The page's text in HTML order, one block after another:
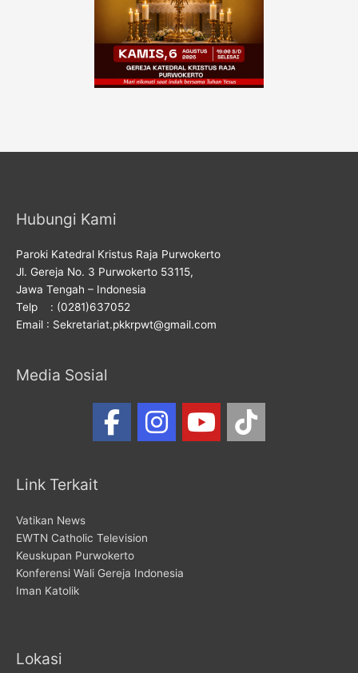
Hubungi Kami
Paroki Katedral Kristus Raja Purwokerto
Jl. Gereja No. 3 Purwokerto 53115,
Jawa Tengah – Indonesia
Telp : (0281)637052
Email : Sekretariat.pkkrpwt@gmail.com
Media Sosial
Link Terkait
Vatikan News
EWTN Catholic Television
Keuskupan Purwokerto
Konferensi Wali Gereja Indonesia
Iman Katolik
Lokasi